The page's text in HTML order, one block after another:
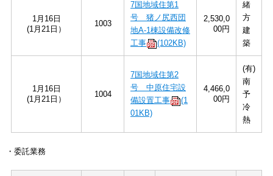
1月16日
(1月21日）
1003
7国地域住第1
号 猪ノ尻西団
地A-1棟設備改修
工事
(102KB)
2,530,0
00円
緒
方
建
築
1月16日
(1月21日）
1004
7国地域住第2
号 中原住宅設
備設置工事
(1
01KB)
4,466,0
00円
(有)
南
予
冷
熱
・委託業務